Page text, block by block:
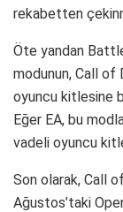
rekabetten
Öte yandan
modunun, Call of
oyuncu kitlesine
Eğer EA, bu
vadeli oyuncu
Son olarak, Call
Ağustos’taki